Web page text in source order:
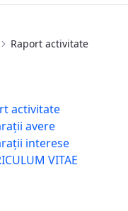
Raport activitate
activitate
avere
interese
VITAE